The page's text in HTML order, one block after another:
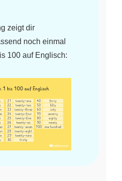
zeigt dir
noch einmal
100 auf Englisch: